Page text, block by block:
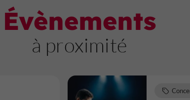
Évènements
à proximité